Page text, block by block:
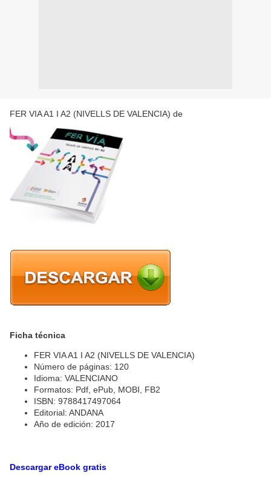
FER VIA A1 I A2 (NIVELLS DE VALENCIA) de
Ficha técnica
FER VIA A1 I A2 (NIVELLS DE VALENCIA)
Número de páginas: 120
Idioma: VALENCIANO
Formatos: Pdf, ePub, MOBI, FB2
ISBN: 9788417497064
Editorial: ANDANA
Año de edición: 2017
Descargar eBook gratis